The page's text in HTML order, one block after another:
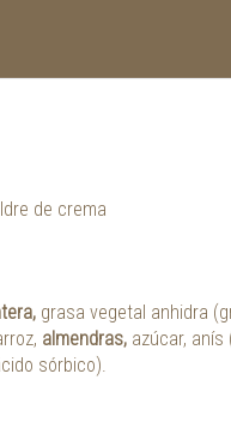
de crema
grasa vegetal anhidra
almendras, azúcar,
sórbico).